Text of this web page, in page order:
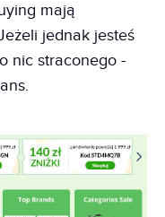
mają
jednak jesteś
nic straconego -